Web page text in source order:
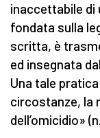
inaccettabile di
fondata sulla
scritta, è
ed insegnata
Una tale
circostanze, la
dell’omicidio»